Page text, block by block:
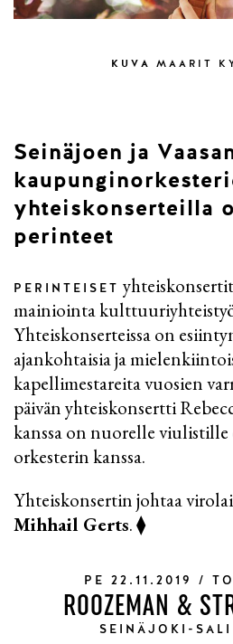
KUVA MAARIT
Seinäjoen ja
yhteiskonserteilla
perinteet
PERINTEISET
mainiointa
Yhteiskonserteissa on
ajankohtaisia ja
kapellimestareita vuosien
päivän yhteiskonsertti
kanssa on nuorelle
orkesterin kanssa.
Yhteiskonsertin johtaa
Mihhail Gerts. ⧫
PE 22.11.2019 /
ROOZEMAN &
SEINÄJOKI-